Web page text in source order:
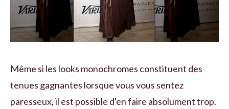
Même si les looks monochromes constituent des
tenues gagnantes lorsque vous vous sentez
paresseux, il est possible d'en faire absolument trop.